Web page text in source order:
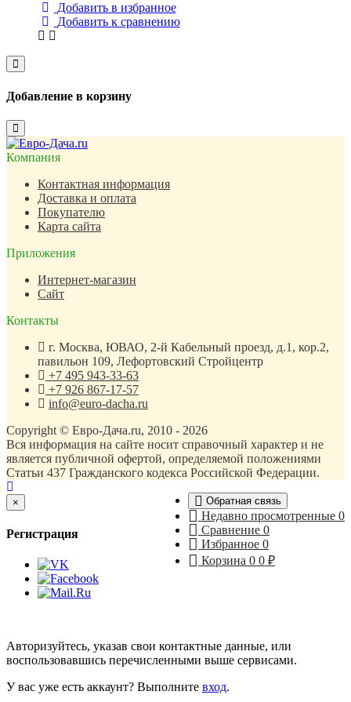
Добавить в избранное
Добавить к сравнению
Добавление в корзину
Компания
Контактная информация
Доставка и оплата
Покупателю
Карта сайта
Приложения
Интернет-магазин
Сайт
Контакты
г. Москва, ЮВАО, 2-й Кабельный проезд, д.1, кор.2,
павильон 109, Лефортовский Стройцентр
+7 495 943-33-63
+7 926 867-17-57
info@euro-dacha.ru
Copyright © Евро-Дача.ru, 2010 - 2026
Вся информация на сайте носит справочный характер и не
является публичной офертой, определяемой положениями
Статьи 437 Гражданского кодекса Российской Федерации.
Обратная связь
Недавно просмотренные 0
Сравнение 0
Избранное 0
Корзина 0 0 ₽
×
Регистрация
Авторизуйтесь, указав свои контактные данные, или
воспользовавшись перечисленными выше сервисами.
У вас уже есть аккаунт? Выполните вход.